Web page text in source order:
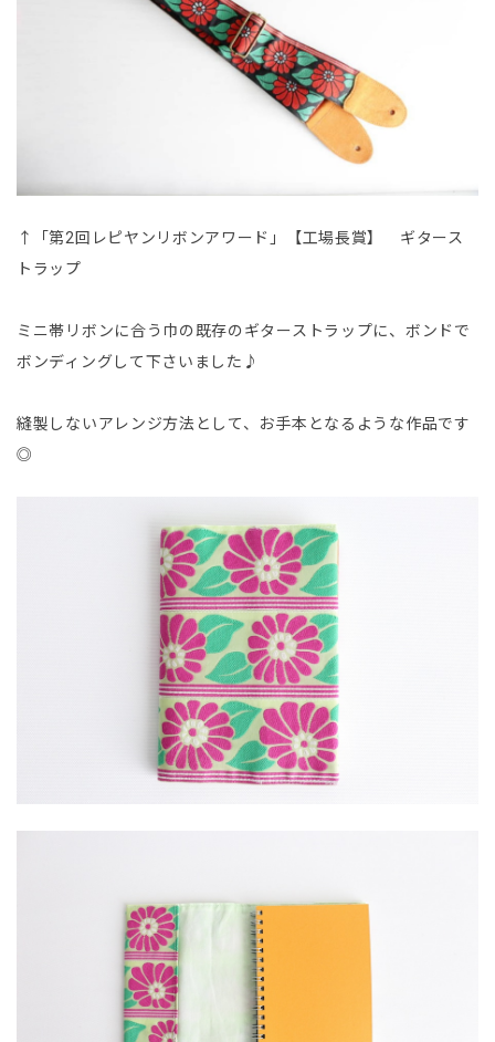
↑「第2回レピヤンリボンアワード」【工場長賞】 ギタース
トラップ
ミニ帯リボンに合う巾の既存のギターストラップに、ボンドで
ボンディングして下さいました♪
縫製しないアレンジ方法として、お手本となるような作品です
◎